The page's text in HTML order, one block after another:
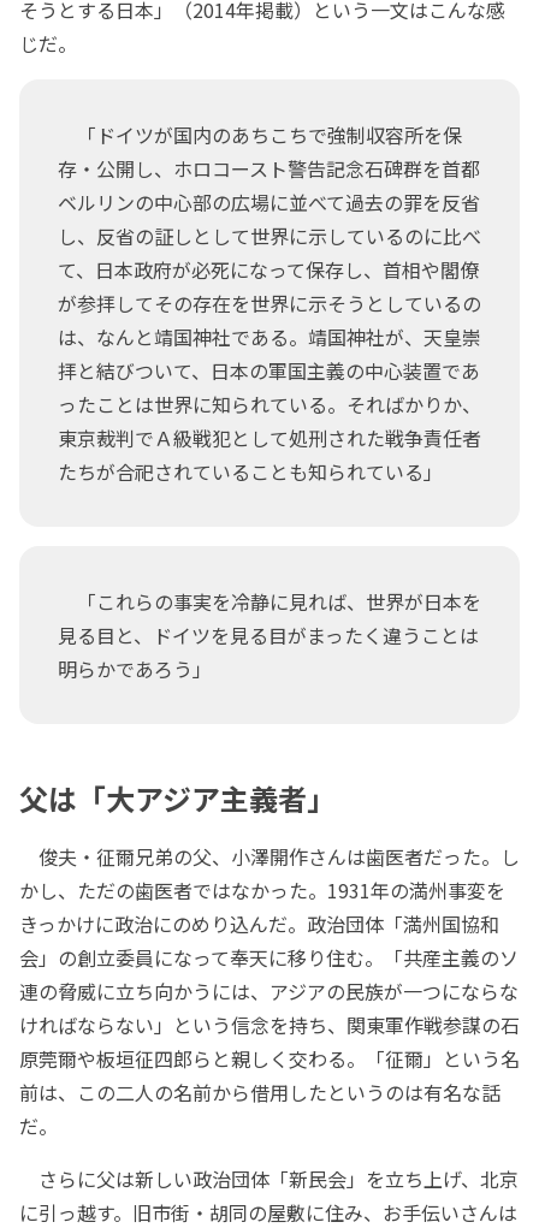
そうとする日本」（2014年掲載）という一文はこんな感
じだ。
「ドイツが国内のあちこちで強制収容所を保
存・公開し、ホロコースト警告記念石碑群を首都
ベルリンの中心部の広場に並べて過去の罪を反省
し、反省の証しとして世界に示しているのに比べ
て、日本政府が必死になって保存し、首相や閣僚
が参拝してその存在を世界に示そうとしているの
は、なんと靖国神社である。靖国神社が、天皇崇
拝と結びついて、日本の軍国主義の中心装置であ
ったことは世界に知られている。そればかりか、
東京裁判でＡ級戦犯として処刑された戦争責任者
たちが合祀されていることも知られている」
「これらの事実を冷静に見れば、世界が日本を
見る目と、ドイツを見る目がまったく違うことは
明らかであろう」
父は「大アジア主義者」
俊夫・征爾兄弟の父、小澤開作さんは歯医者だった。し
かし、ただの歯医者ではなかった。1931年の満州事変を
きっかけに政治にのめり込んだ。政治団体「満州国協和
会」の創立委員になって奉天に移り住む。「共産主義のソ
連の脅威に立ち向かうには、アジアの民族が一つにならな
ければならない」という信念を持ち、関東軍作戦参謀の石
原莞爾や板垣征四郎らと親しく交わる。「征爾」という名
前は、この二人の名前から借用したというのは有名な話
だ。
さらに父は新しい政治団体「新民会」を立ち上げ、北京
に引っ越す。旧市街・胡同の屋敷に住み、お手伝いさんは